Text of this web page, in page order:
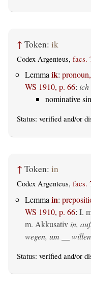
↑ Token: ik
Codex Argenteus, facs.
Lemmaik:
WS 1910, p. 66: ich
nominative
Status: verified and/or
↑ Token: in
Codex Argenteus, facs.
Lemma in:
WS 1910, p. 66: I.
m. Akkusativ in,
wegen, um __
Status: verified and/or